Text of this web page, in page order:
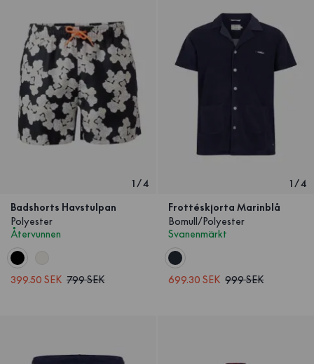
1/4
Badshorts Havstulpan
Polyester
Återvunnen
399.50 SEK 799 SEK
1/4
Frottéskjorta Marinblå
Bomull/Polyester
Svanenmärkt
699.30 SEK 999 SEK